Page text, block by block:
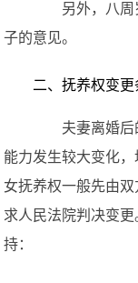
另外，八周岁
子的意见。
二、抚养权变更
夫妻离婚后的
能力发生较大变化
女抚养权一般先由
求人民法院判决变
持：